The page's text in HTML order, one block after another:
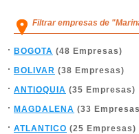
Filtrar empresas de
BOGOTA (48 Empresas)
BOLIVAR (38 Empresas)
ANTIOQUIA (35 Empresas)
MAGDALENA (33
ATLANTICO (25 Empresas)